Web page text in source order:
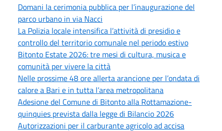
Domani la cerimonia pubblica per l’inaugurazione del
parco urbano in via Nacci
La Polizia locale intensifica l’attività di presidio e
controllo del territorio comunale nel periodo estivo
Bitonto Estate 2026: tre mesi di cultura, musica e
comunità per vivere la città
Nelle prossime 48 ore allerta arancione per l’ondata di
calore a Bari e in tutta l’area metropolitana
Adesione del Comune di Bitonto alla Rottamazione-
quinquies prevista dalla legge di Bilancio 2026
Autorizzazioni per il carburante agricolo ad accisa